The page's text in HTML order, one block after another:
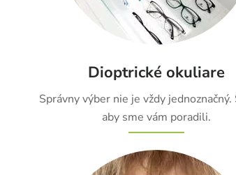
Dioptrické okuliare
Správny výber nie je vždy jednoznačný.
aby sme vám poradili.